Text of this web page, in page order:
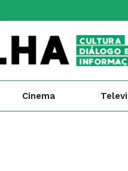
Cinema